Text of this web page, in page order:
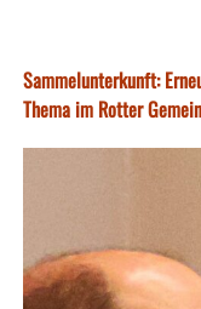
Sammelunterkunft:
Thema im Rotter